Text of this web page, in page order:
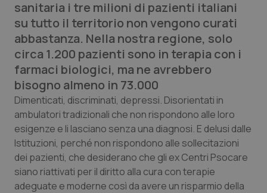
Abruzzo
Basilicata
Calabria
Campania
Emilia-Romagna
Friuli Venezia Giulia
QS Pro Gold
Artrite & artrosi
Asma & BPCO
Car-T
Colesterolo & coronaropatie
Dermatite Atopica
QS Club Newsletter
sanitaria i tre milioni di pazienti italiani
su tutto il territorio non vengono curati
abbastanza. Nella nostra regione, solo
circa 1.200 pazienti sono in terapia con i
farmaci biologici, ma ne avrebbero
bisogno almeno in 73.000
Dimenticati, discriminati, depressi. Disorientati in
ambulatori tradizionali che non rispondono alle loro
esigenze e li lasciano senza una diagnosi. E delusi dalle
Istituzioni, perché non rispondono alle sollecitazioni
dei pazienti, che desiderano che gli ex Centri Psocare
siano riattivati per il diritto alla cura con terapie
adeguate e moderne così da avere un risparmio della